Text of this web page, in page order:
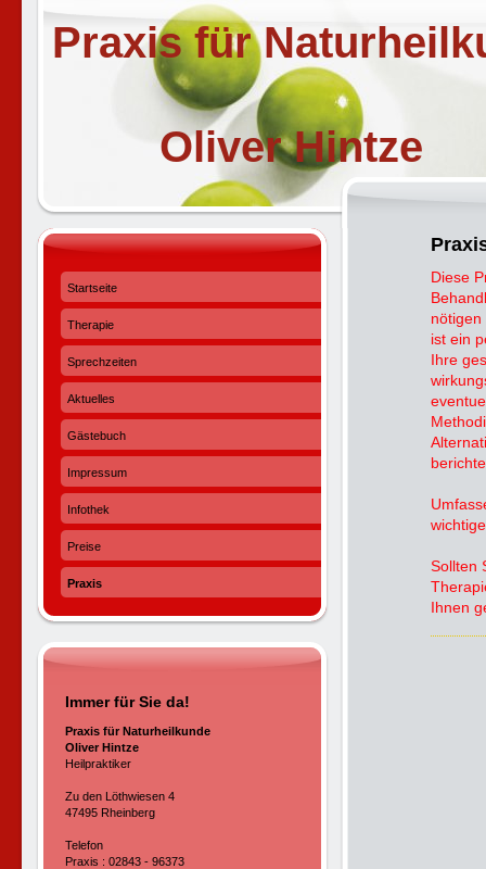
Praxis für
Oliver Hintze
Diese
ist ein
Ihre
Sollten
Ihnen
Startseite
Therapie
Sprechzeiten
Aktuelles
Gästebuch
Impressum
Infothek
Preise
Praxis
Immer für Sie da!
Praxis für Naturheilkunde
Oliver Hintze
Heilpraktiker
Zu den Löthwiesen 4
47495 Rheinberg
Telefon
Praxis : 02843 - 96373